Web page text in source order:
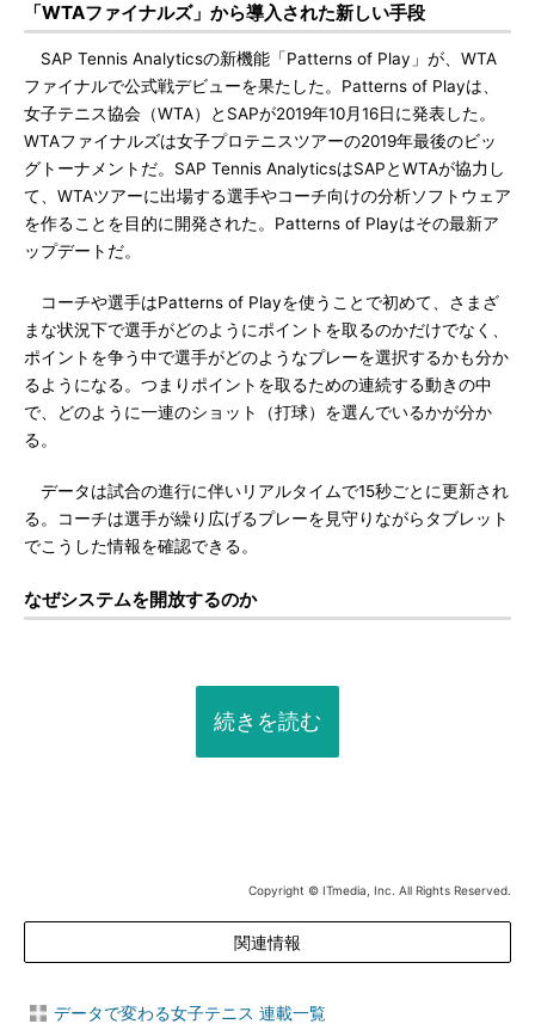
「WTAファイナルズ」から導入された新しい手段
SAP Tennis Analyticsの新機能「Patterns of Play」が、WTA
ファイナルで公式戦デビューを果たした。Patterns of Playは、
女子テニス協会（WTA）とSAPが2019年10月16日に発表した。
WTAファイナルズは女子プロテニスツアーの2019年最後のビッ
グトーナメントだ。SAP Tennis AnalyticsはSAPとWTAが協力し
て、WTAツアーに出場する選手やコーチ向けの分析ソフトウェア
を作ることを目的に開発された。Patterns of Playはその最新ア
ップデートだ。
コーチや選手はPatterns of Playを使うことで初めて、さまざ
まな状況下で選手がどのようにポイントを取るのかだけでなく、
ポイントを争う中で選手がどのようなプレーを選択するかも分か
るようになる。つまりポイントを取るための連続する動きの中
で、どのように一連のショット（打球）を選んでいるかが分か
る。
データは試合の進行に伴いリアルタイムで15秒ごとに更新され
る。コーチは選手が繰り広げるプレーを見守りながらタブレット
でこうした情報を確認できる。
なぜシステムを開放するのか
続きを読む
Copyright © ITmedia, Inc. All Rights Reserved.
関連情報
データで変わる女子テニス 連載一覧